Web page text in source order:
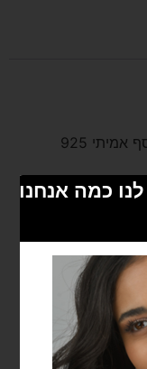
925
שלנו!